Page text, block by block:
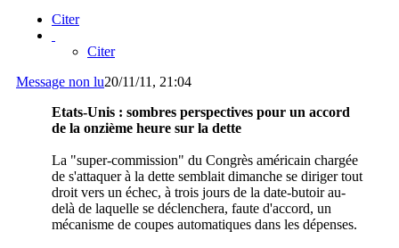
Citer
Citer
Message non lu20/11/11, 21:04
Etats-Unis : sombres perspectives pour un accord
de la onzième heure sur la dette
La "super-commission" du Congrès américain chargée
de s'attaquer à la dette semblait dimanche se diriger tout
droit vers un échec, à trois jours de la date-butoir au-
delà de laquelle se déclenchera, faute d'accord, un
mécanisme de coupes automatiques dans les dépenses.